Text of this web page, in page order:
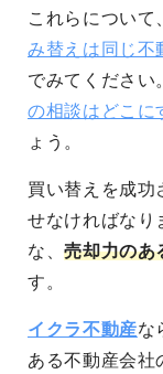
これらについて
み替えは同じ不
でみてください
の相談はどこに
ょう。
買い替えを成功
せなければなり
な、売却力のあ
す。
イクラ不動産な
ある不動産会社